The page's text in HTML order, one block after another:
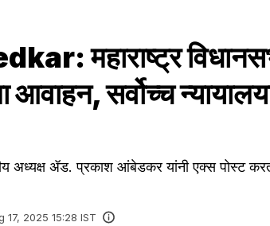
महाराष्ट्र
सर्वोच्च
अध्यक्ष ॲड. प्रकाश आंबेडकर यांनी एक्स पोस्ट
17, 2025 15:28 IST